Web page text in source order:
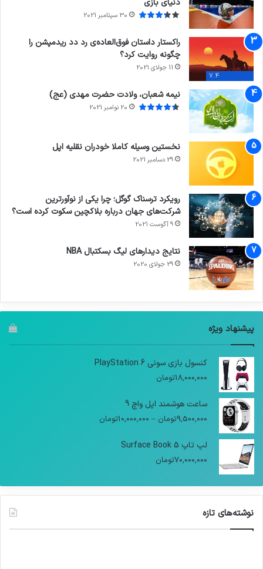
دنیای بازی
30 سپتامبر 2021
7.4
راکستار داستان فوق‌العاده‌ی رد دد ریدمپشن را
چگونه روایت کرد؟
11 جولای 2021
نیمه شعبان، ولادت حضرت مهدی (عج)
20 نوامبر 2021
نخستین وسیله کاملا خودران نقلیه اپل
29 دسامبر 2021
رویکرد ترسناک گوگل؛ چرا یکی از نوآورترین
شرکت‌های جهان درباره بلاکچین سکوت کرده است؟
9 آگوست 2021
نتایج دیدار‌های لیگ بسکتبال NBA
29 جولای 2020
پیشنهاد ویژه
کنسول بازی سونی PlayStation 6
18,000,000تومان
ساعت هوشمند اپل واچ 9
9,500,000تومان –
10,000,000تومان
لپ تاپ Surface Book 5
70,000,000تومان
نوشته‌های تازه